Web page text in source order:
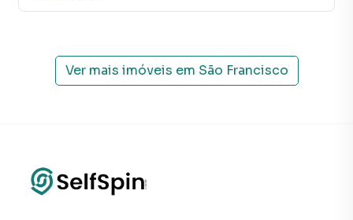
Ver mais imóveis em São Francisco